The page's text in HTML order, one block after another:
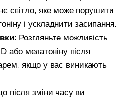
світло, яке може порушити
і ускладнити засипання.
: Розгляньте можливість
або мелатоніну після
якщо у вас виникають
після зміни часу ви